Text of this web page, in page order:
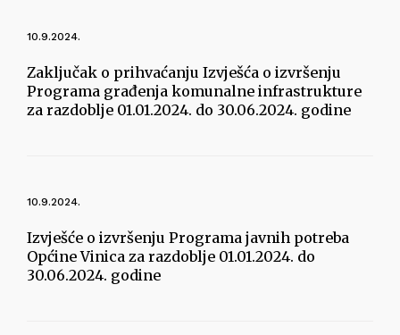
10.9.2024.
Zaključak o prihvaćanju Izvješća o izvršenju
Programa građenja komunalne infrastrukture
za razdoblje 01.01.2024. do 30.06.2024. godine
10.9.2024.
Izvješće o izvršenju Programa javnih potreba
Općine Vinica za razdoblje 01.01.2024. do
30.06.2024. godine